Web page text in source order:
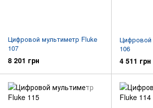
Цифровой мультиметр Fluke
107
8 201 грн
Цифровой
106
4 511 грн